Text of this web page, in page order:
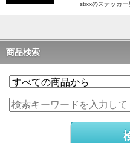
stixxのステッカー
商品検索